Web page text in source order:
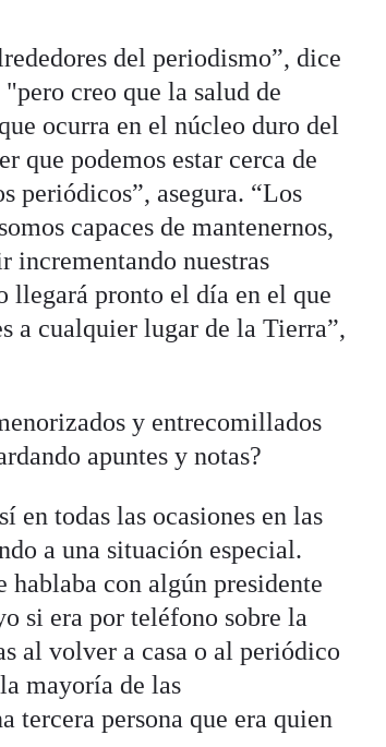
del periodismo”, dice
"pero creo que la salud de
ocurra en el núcleo duro del
que podemos estar cerca de
periódicos”, asegura. “Los
capaces de mantenernos,
incrementando nuestras
llegará pronto el día en el que
a cualquier lugar de la Tierra”,
y entrecomillados
apuntes y notas?
en todas las ocasiones en las
a una situación especial.
hablaba con algún presidente
si era por teléfono sobre la
al volver a casa o al periódico
mayoría de las
tercera persona que era quien